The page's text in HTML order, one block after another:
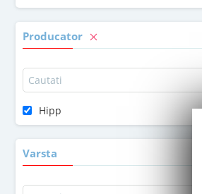
Producator
Hipp
Varsta